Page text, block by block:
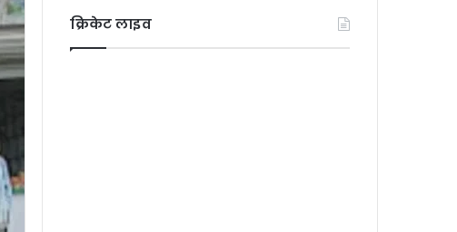
क्रिकेट लाइव